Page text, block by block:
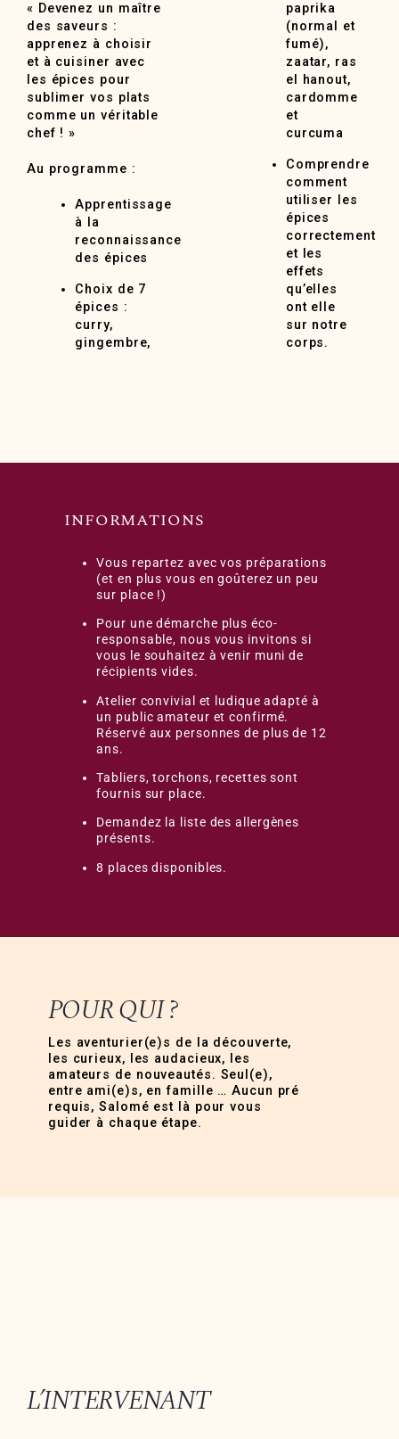
« Devenez un maître
des saveurs :
apprenez à choisir
et à cuisiner avec
les épices pour
sublimer vos plats
comme un véritable
chef ! »
Au programme :
Apprentissage
à la
reconnaissance
des épices
Choix de 7
épices :
curry,
gingembre,
paprika
(normal et
fumé),
zaatar, ras
el hanout,
cardomme
et
curcuma
Comprendre
comment
utiliser les
épices
correctement
et les
effets
qu’elles
ont elle
sur notre
corps.
INFORMATIONS
Vous repartez avec vos préparations
(et en plus vous en goûterez un peu
sur place !)
Pour une démarche plus éco-
responsable, nous vous invitons si
vous le souhaitez à venir muni de
récipients vides.
Atelier convivial et ludique adapté à
un public amateur et confirmé.
Réservé aux personnes de plus de 12
ans.
Tabliers, torchons, recettes sont
fournis sur place.
Demandez la liste des allergènes
présents.
8 places disponibles.
POUR QUI ?
Les aventurier(e)s de la découverte,
les curieux, les audacieux, les
amateurs de nouveautés. Seul(e),
entre ami(e)s, en famille … Aucun pré
requis, Salomé est là pour vous
guider à chaque étape.
L’INTERVENANT